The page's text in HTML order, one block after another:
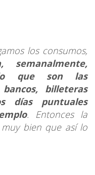
los consumos,
semanalmente,
lo que son las
billeteras
días puntuales
. Entonces la
bien que así lo